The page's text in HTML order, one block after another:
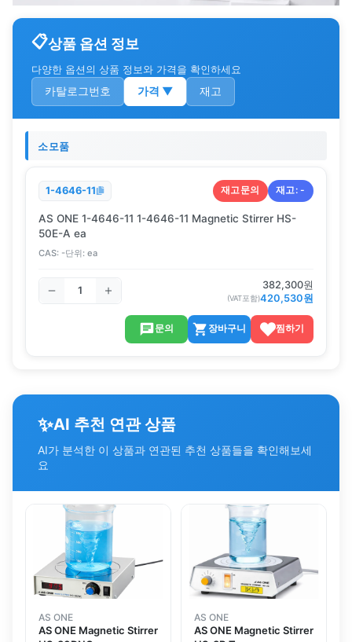
상품 옵션 정보
다양한 옵션의 상품 정보와 가격을 확인하세요
카탈로그번호 가격 ▼ 재고
소모품
1-4646-11 재고문의 재고:-
AS ONE 1-4646-11 1-4646-11 Magnetic Stirrer HS-
50E-A ea
CAS: -단위: ea
382,300원
(VAT포함)420,530원
문의 장바구니 찜하기
✨AI 추천 연관 상품
AI가 분석한 이 상품과 연관된 추천 상품들을 확인해보세
요
AS ONE
AS ONE Magnetic Stirrer
AS ONE
AS ONE Magnetic Stirrer